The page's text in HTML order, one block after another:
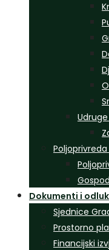
Udruge
Dokumenti i
Sjednice
Prostorno
Financijski